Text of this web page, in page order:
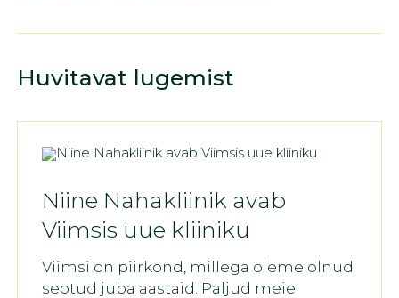
Huvitavat lugemist
Niine Nahakliinik avab
Viimsis uue kliiniku
Viimsi on piirkond, millega oleme olnud
seotud juba aastaid. Paljud meie